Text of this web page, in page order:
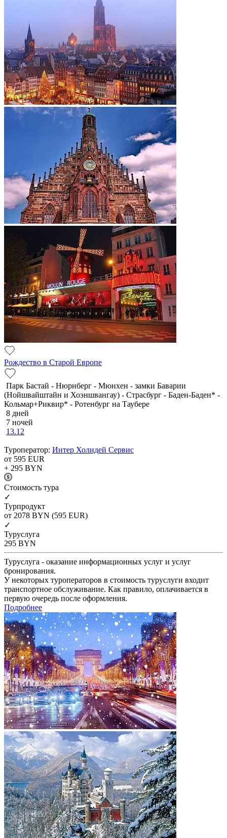
Рождество в Старой Европе
Парк Бастай - Нюрнберг - Мюнхен - замки Баварии
(Нойшвайштайн и Хоэншвангау) - Страсбург - Баден-Баден* -
Кольмар+Риквир* - Ротенбург на Таубере
8 дней
7 ночей
13.12
Туроператор: Интер Холидей Сервис
от 595 EUR
+ 295 BYN
Cтоимость тура
✓
Турпродукт
от 2078 BYN (595 EUR)
✓
Туруслуга
295 BYN
Туруслуга - оказание информационных услуг и услуг
бронирования.
У некоторых туроператоров в стоимость туруслуги входит
транспортное обслуживание. Как правило, оплачивается в
первую очередь после оформления.
Подробнее